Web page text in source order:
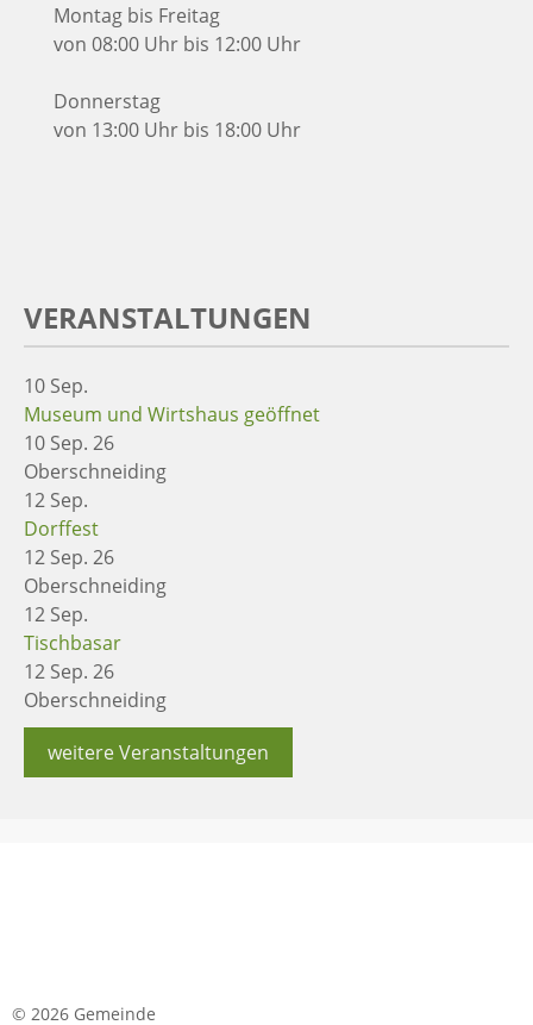
Montag bis Freitag
von 08:00 Uhr bis 12:00 Uhr
Donnerstag
von 13:00 Uhr bis 18:00 Uhr
VERANSTALTUNGEN
10 Sep.
Museum und Wirtshaus geöffnet
10 Sep. 26
Oberschneiding
12 Sep.
Dorffest
12 Sep. 26
Oberschneiding
12 Sep.
Tischbasar
12 Sep. 26
Oberschneiding
weitere Veranstaltungen
© 2026 Gemeinde